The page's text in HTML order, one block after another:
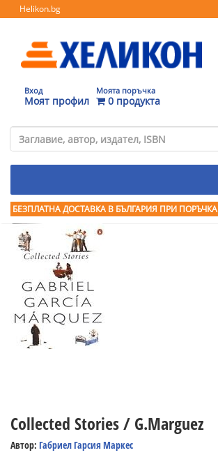
Helikon.bg
Вход
Моят профил
Моята поръчка
0 продукта
БЕЗПЛАТНА ДОСТАВКА В БЪЛГАРИЯ ПРИ ПОРЪЧКА
Collected Stories / G.Marguez
Автор: Габриел Гарсия Маркес